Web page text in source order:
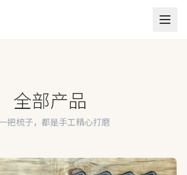
全部产品
把梳子，都是手工精心打磨